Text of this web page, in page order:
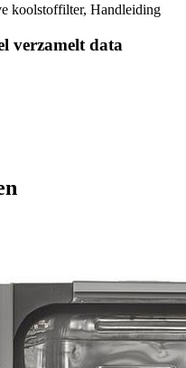
koolstoffilter, Handleiding
verzamelt data